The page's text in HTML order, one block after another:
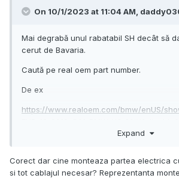
On 10/1/2023 at 11:04 AM,
Mai degrabă unul rabatabil SH decât să
cerut de Bavaria.
Caută pe real oem part number.
De ex
https://www.realoem.com/bmw/enUS/
Expand
Corect dar cine monteaza partea electrica
si tot cablajul necesar? Reprezentanta